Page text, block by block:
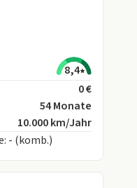
8,4
0 €
54 Monate
10.000 km/Jahr
- (komb.)